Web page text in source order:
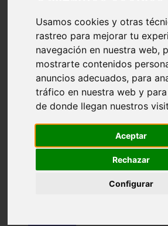
Usamos cookies y otras
rastreo para mejorar tu
navegación en nuestra web,
mostrarte contenidos
anuncios adecuados, para
tráfico en nuestra web y
de donde llegan nuestros
Aceptar
Rechazar
Configurar
Teruel - sarrión
Cádiz - algodonales
Illes-balears - inca
Madrid - madrid
Málaga - torremolinos
Asturias - oviedo
Cádiz - el-puerto-de-santa-maría
Asturias - aller
Toledo - illescas
Málaga - marbella
Barcelona - barcelona
Pontevedra - lalín
Cantabria - val-de-san-vicente